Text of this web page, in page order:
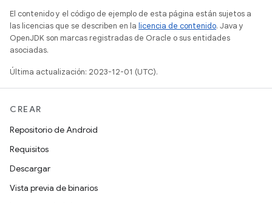
El contenido y el código de ejemplo de esta página están sujetos a
las licencias que se describen en la licencia de contenido. Java y
OpenJDK son marcas registradas de Oracle o sus entidades
asociadas.
Última actualización: 2023-12-01 (UTC).
CREAR
Repositorio de Android
Requisitos
Descargar
Vista previa de binarios